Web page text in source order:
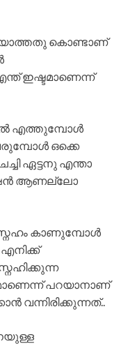
കൊണ്ടാണ്
ഇഷ്ടമാണെന്ന്
എത്തുമ്പോൾ
ഒക്കെ
ഏട്ടനു എന്താ
ആണല്ലോ
കാണുമ്പോൾ
പറയാനാണ്
വന്നിരിക്കുന്നത്..